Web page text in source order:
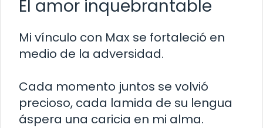
El amor inquebrantable
Mi vínculo con Max se fortaleció en
medio de la adversidad.
Cada momento juntos se volvió
precioso, cada lamida de su lengua
áspera una caricia en mi alma.